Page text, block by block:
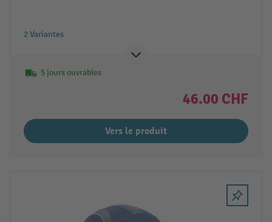
2 Variantes
5 jours ouvrables
46.00 CHF
Vers le produit